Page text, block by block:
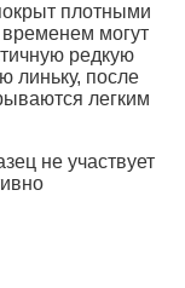
плотными
могут
редкую
линьку, после
легким
не участвует